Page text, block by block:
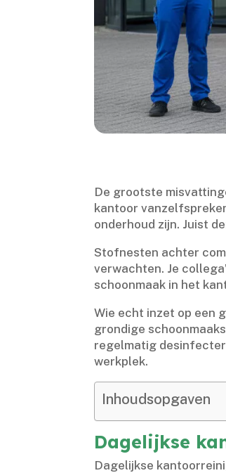
De grootste
kantoor
onderhoud zijn.​ Juist
Stofnesten achter
verwachten.​ Je
schoonmaak in het
Wie echt inzet op een
grondige
regelmatig
werkplek.​
Inhoudsopgaven
Dagelijkse
Dagelijkse